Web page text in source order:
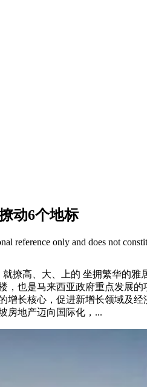
动6个地标
reference only and does not
撩高、大、上的 坐拥繁华的
，也是马来西亚政府重点发展
长核心，促进新增长领域及
房地产迈向国际化，...